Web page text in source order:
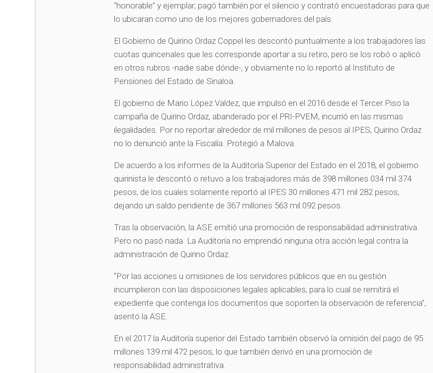
“honorable” y ejemplar; pagó también por el silencio y contrató encuestadoras para que
lo ubicaran como uno de los mejores gobernadores del país.
El Gobierno de Quirino Ordaz Coppel les descontó puntualmente a los trabajadores las
cuotas quincenales que les corresponde aportar a su retiro, pero se los robó o aplicó
en otros rubros -nadie sabe dónde-, y obviamente no lo reportó al Instituto de
Pensiones del Estado de Sinaloa.
El gobierno de Mario López Valdez, que impulsó en el 2016 desde el Tercer Piso la
campaña de Quirino Ordaz, abanderado por el PRI-PVEM, incurrió en las mismas
ilegalidades. Por no reportar alrededor de mil millones de pesos al IPES, Quirino Ordaz
no lo denunció ante la Fiscalía. Protegió a Malova.
De acuerdo a los informes de la Auditoría Superior del Estado en el 2018, el gobierno
quirinista le descontó o retuvo a los trabajadores más de 398 millones 034 mil 374
pesos, de los cuales solamente reportó al IPES 30 millones 471 mil 282 pesos,
dejando un saldo pendiente de 367 millones 563 mil 092 pesos.
Tras la observación, la ASE emitió una promoción de responsabilidad administrativa.
Pero no pasó nada. La Auditoría no emprendió ninguna otra acción legal contra la
administración de Quirino Ordaz.
“Por las acciones u omisiones de los servidores públicos que en su gestión
incumplieron con las disposiciones legales aplicables, para lo cual se remitirá el
expediente que contenga los documentos que soporten la observación de referencia”,
asentó la ASE.
En el 2017 la Auditoría superior del Estado también observó la omisión del pago de 95
millones 139 mil 472 pesos, lo que también derivó en una promoción de
responsabilidad administrativa.